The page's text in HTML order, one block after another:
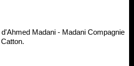
Madani - Madani Compagnie